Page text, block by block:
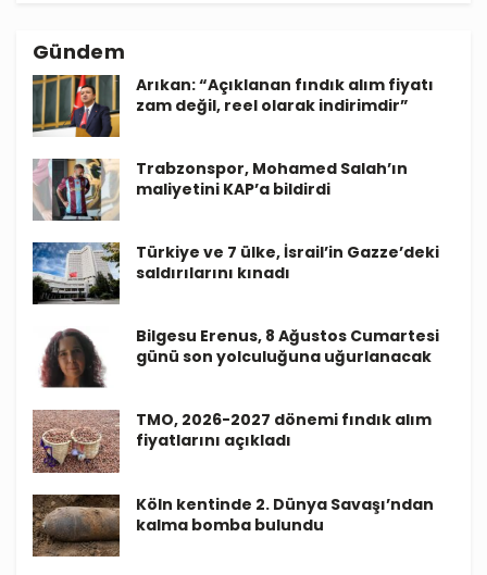
Gündem
Arıkan: “Açıklanan fındık alım fiyatı
zam değil, reel olarak indirimdir”
Trabzonspor, Mohamed Salah’ın
maliyetini KAP’a bildirdi
Türkiye ve 7 ülke, İsrail’in Gazze’deki
saldırılarını kınadı
Bilgesu Erenus, 8 Ağustos Cumartesi
günü son yolculuğuna uğurlanacak
TMO, 2026-2027 dönemi fındık alım
fiyatlarını açıkladı
Köln kentinde 2. Dünya Savaşı’ndan
kalma bomba bulundu